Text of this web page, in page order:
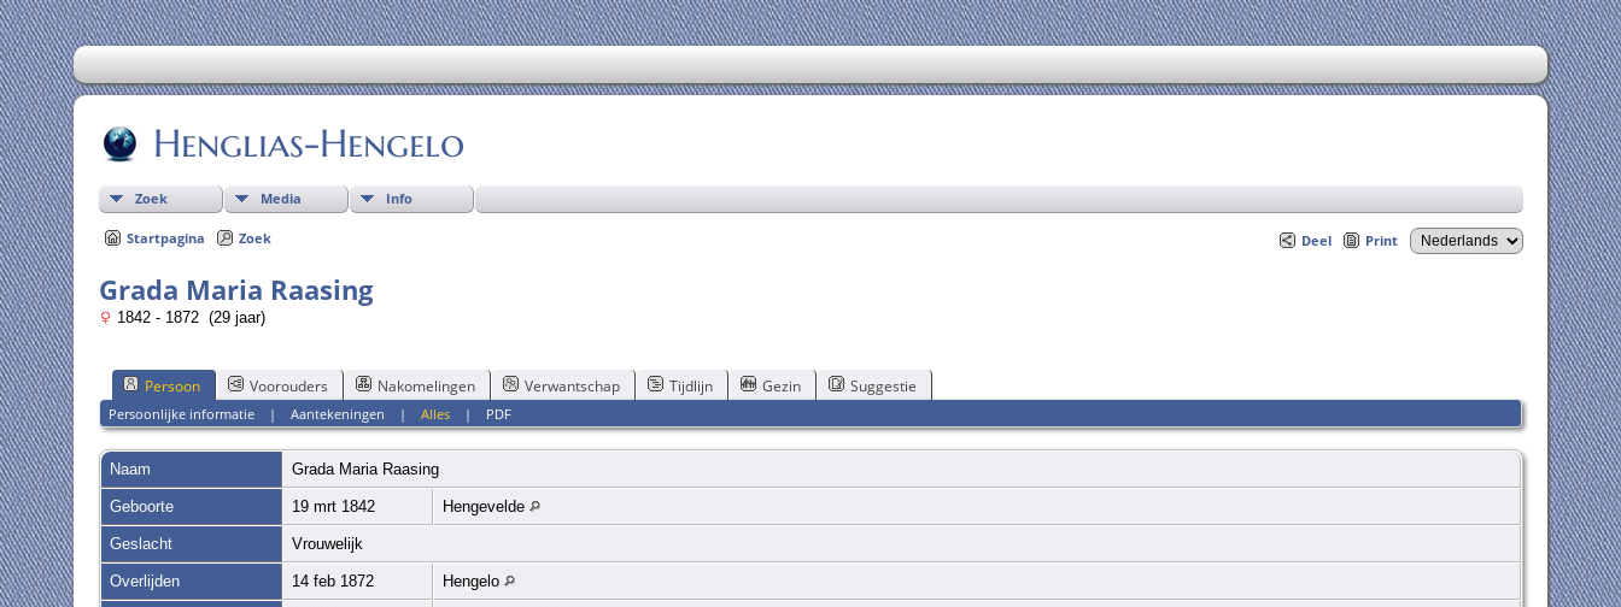
Henglias-Hengelo
Zoek Media Info
Startpagina Zoek Deel Print
Grada Maria Raasing
1842 - 1872 (29 jaar)
Persoon Voorouders Nakomelingen Verwantschap Tijdlijn Gezin Suggestie
Persoonlijke informatie |Aantekeningen |Alles | PDF
Naam Grada Maria Raasing
Geboorte 19 mrt 1842 Hengevelde
Geslacht Vrouwelijk
Overlijden 14 feb 1872 Hengelo